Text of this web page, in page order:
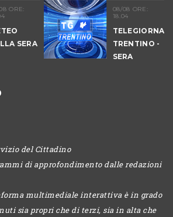
ORE:
SERA
08/08 ORE:
18.04
TRENTINO -
SERA
del Cittadino
di approfondimento dalle redazioni
multimediale interattiva è in grado
sia propri che di terzi, sia in alta che